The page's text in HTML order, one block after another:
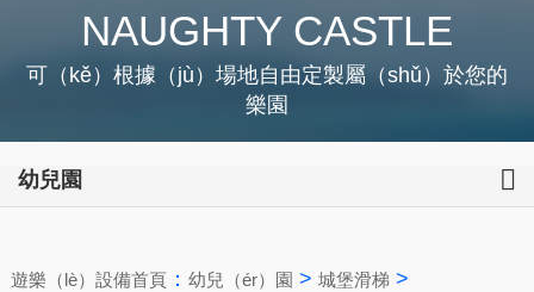
NAUGHTY CASTLE
可（kě）根據（jù）場地自由定製屬（shǔ）於您的
樂園
幼兒園
遊樂（lè）設備首頁： 幼兒（ér）園 > 城堡滑梯>